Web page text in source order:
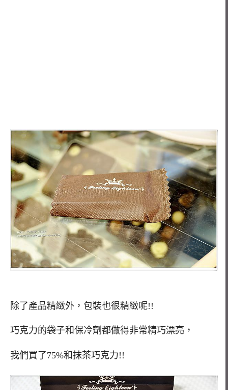
除了產品精緻外，包裝也很精緻呢!!
巧克力的袋子和保冷劑都做得非常精巧漂亮，
我們買了75%和抹茶巧克力!!